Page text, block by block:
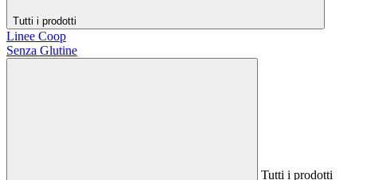
Tutti i prodotti
Linee Coop
Senza Glutine
Tutti i prodotti